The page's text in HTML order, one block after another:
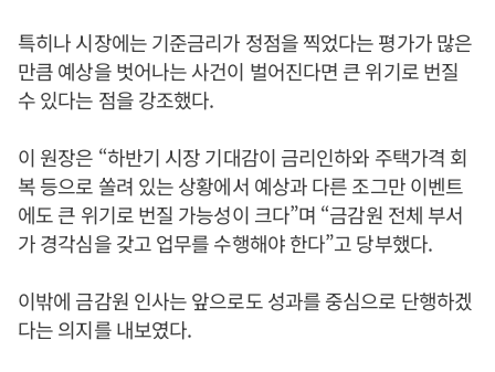
특히나 시장에는 기준금리가 정점을 찍었다는 평가가 많은
만큼 예상을 벗어나는 사건이 벌어진다면 큰 위기로 번질
수 있다는 점을 강조했다.
이 원장은 “하반기 시장 기대감이 금리인하와 주택가격 회
복 등으로 쏠려 있는 상황에서 예상과 다른 조그만 이벤트
에도 큰 위기로 번질 가능성이 크다”며 “금감원 전체 부서
가 경각심을 갖고 업무를 수행해야 한다”고 당부했다.
이밖에 금감원 인사는 앞으로도 성과를 중심으로 단행하겠
다는 의지를 내보였다.